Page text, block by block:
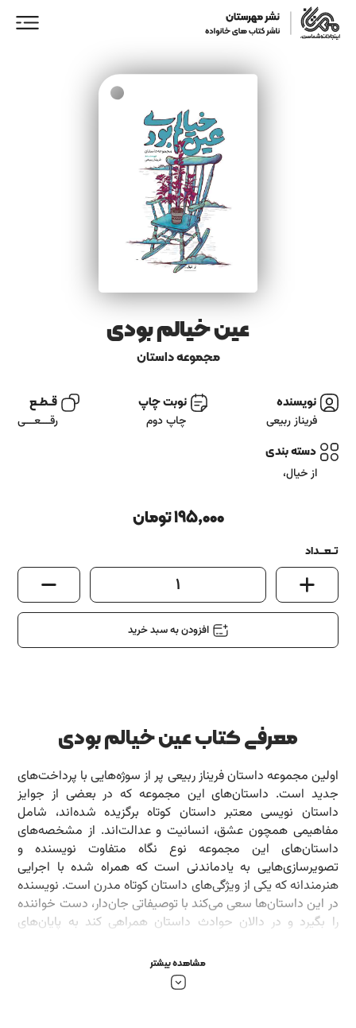
ورود/ عضویت
فروشگاه
نمایندگان فروش
همکاری با ما
آشنایی باما
عین خیالم بودی
مجموعه داستان
نویسنده
فریناز ربیعی
نوبت چاپ
چاپ دوم
قــطــع
رقـــعـــی
دسته بندی
از خیال،
195,000تومان
تــعـــداد
1
افزودن به سبد خرید
معرفی کتاب عین خیالم بودی
اولین مجموعه داستان فریناز ربیعی پر از سوژه‌هایی با پرداخت‌های
جدید است. داستان‌های این مجموعه که در بعضی از جوایز
داستان نویسی معتبر داستان کوتاه برگزیده شده‌اند، شامل
مفاهیمی همچون عشق، انسانیت و عدالت‌اند. از مشخصه‌های
داستان‌های این مجموعه نوع نگاه متفاوت نویسنده و
تصویرسازی‌هایی به یادماندنی است که همراه شده با اجرایی
هنرمندانه که یکی از ویژگی‌های داستان کوتاه مدرن است. نویسنده
در این داستان‌ها سعی می‌کند با توصیفاتی جان‌دار، دست خواننده
را بگیرد و در دالان حوادث داستان همراهی کند به پایان‌های
بخشی از کتاب عین خیالم بودی
آن چند ثانیه فیلم را چند بار دیده باشم خوب است: ده بار، بیست
مشاهده بیشتر